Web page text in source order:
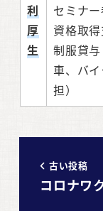
利
厚
生
セミナ
資格取
制服貸
車、バ
担）
古い投稿
コロナワ